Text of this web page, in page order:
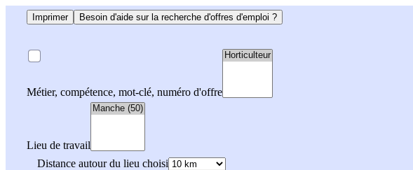
Imprimer Besoin d'aide sur la recherche d'offres d'emploi ?
Métier, compétence, mot-clé, numéro d'offre
Lieu de travail
Distance autour du lieu choisi